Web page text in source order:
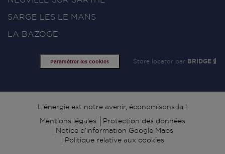
SARGE LES LE MANS
LA BAZOGE
Paramétrer les cookies Store locator par BRIDGE
Signature
L'énergie est notre avenir, économisons-la !
Mentions légales
Protection des données
Notice d’information Google Maps
Politique relative aux cookies